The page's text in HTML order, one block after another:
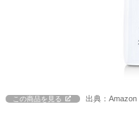
この商品を見る 出典：Amazon